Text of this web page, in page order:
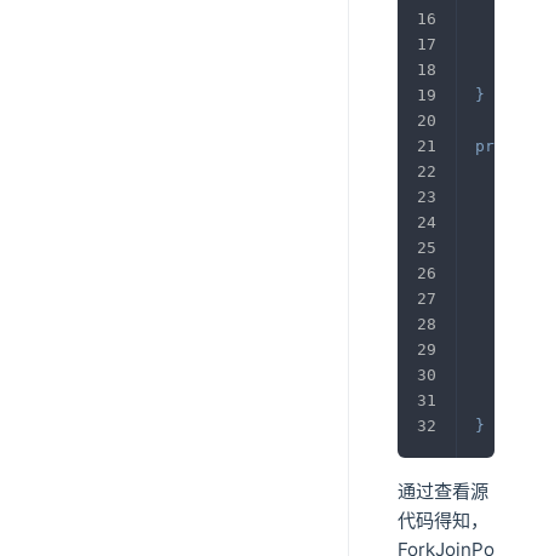
}
private
}
通过查看源
代码得知，
ForkJoinPo